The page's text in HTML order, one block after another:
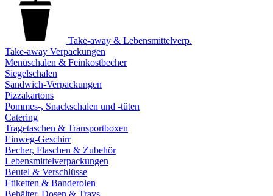
Take-away & Lebensmittelverp.
Take-away Verpackungen
Menüschalen & Feinkostbecher
Siegelschalen
Sandwich-Verpackungen
Pizzakartons
Pommes-, Snackschalen und -tüten
Catering
Tragetaschen & Transportboxen
Einweg-Geschirr
Becher, Flaschen & Zubehör
Lebensmittelverpackungen
Beutel & Verschlüsse
Etiketten & Banderolen